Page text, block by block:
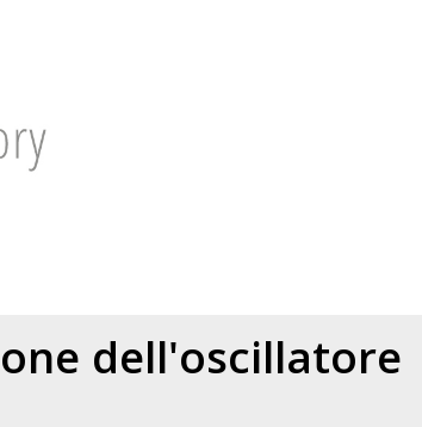
dell'oscillatore